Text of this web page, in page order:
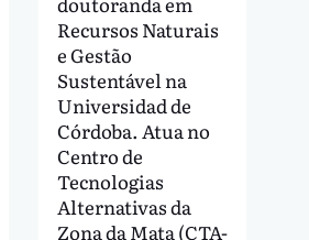
Recursos Naturais
e Gestão
Sustentável na
Universidad de
Córdoba. Atua no
Centro de
Tecnologias
Alternativas da
Zona da Mata (CTA-